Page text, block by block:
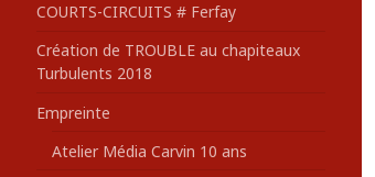
COURTS-CIRCUITS # Ferfay
Création de TROUBLE au chapiteaux
Turbulents 2018
Empreinte
Atelier Média Carvin 10 ans